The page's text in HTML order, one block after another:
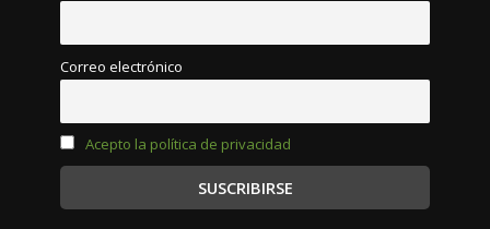
Correo electrónico
Acepto la política de privacidad